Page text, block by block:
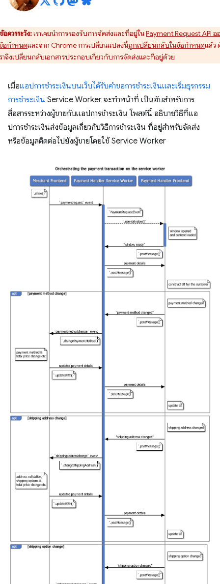
ข้อควรระวัง:เราเคยนำการรองรับการจัดส่งและที่อยู่ในPayment Request API อ
อกำหนดและจาก Chrome การเปลี่ยนแปลงนี้ถูกเปลี่ยนกลับในข้อกำหนดแล้ว
าจึงเปลี่ยนกลับเอกสารประกอบเกี่ยวกับการจัดส่งและที่อยู่ด้วย
เมื่อแอปการชำระเงินบนเว็บได้รับคำขอการชำระเงินและเริ่มธุรกรรม
การชำระเงิน Service Worker จะทำหน้าที่ เป็นฮับสำหรับการ
สื่อสารระหว่างผู้ขายกับแอปการชำระเงิน โพสต์นี้ อธิบายวิธีที่แอ
ปการชำระเงินส่งข้อมูลเกี่ยวกับวิธีการชำระเงิน ที่อยู่สำหรับจัดส่ง
หรือข้อมูลติดต่อไปยังผู้ขายโดยใช้ Service Worker